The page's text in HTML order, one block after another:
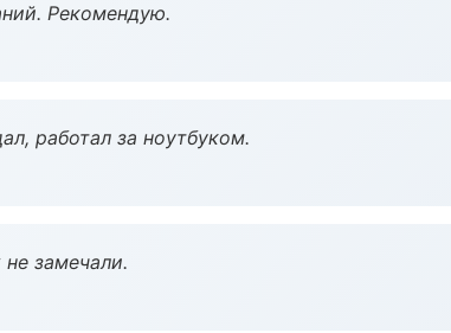
Рекомендую.
работал за ноутбуком.
замечали.